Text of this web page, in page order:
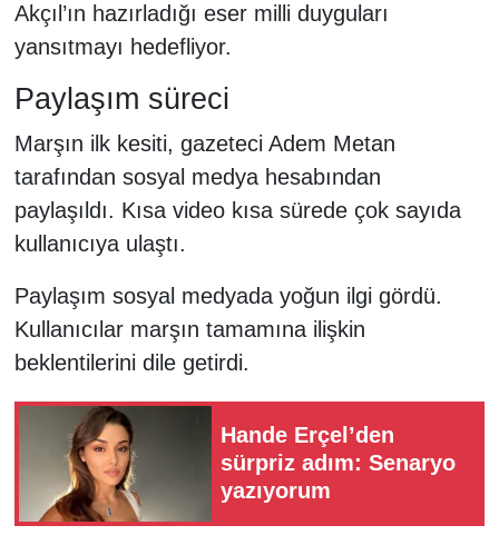
Akçıl’ın hazırladığı eser milli duyguları
yansıtmayı hedefliyor.
Paylaşım süreci
Marşın ilk kesiti, gazeteci Adem Metan
tarafından sosyal medya hesabından
paylaşıldı. Kısa video kısa sürede çok sayıda
kullanıcıya ulaştı.
Paylaşım sosyal medyada yoğun ilgi gördü.
Kullanıcılar marşın tamamına ilişkin
beklentilerini dile getirdi.
Hande Erçel’den
sürpriz adım: Senaryo
yazıyorum